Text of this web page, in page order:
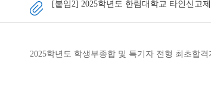
[붙임2] 2025학년도 한림대학교 타인신고
2025학년도 학생부종합 및 특기자 전형 최초합